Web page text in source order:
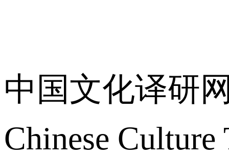
中国文化译研
Chinese